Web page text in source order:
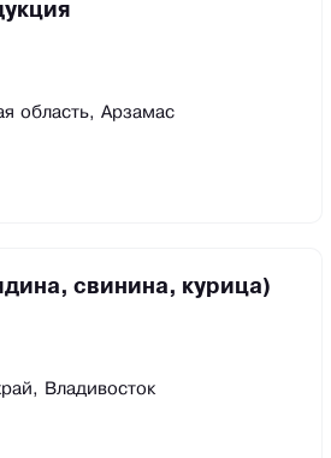
область, Арзамас
свинина, курица)
Владивосток